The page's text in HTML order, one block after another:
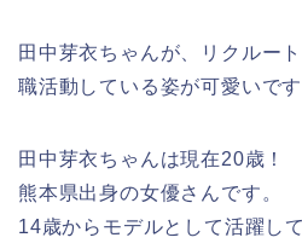
田中芽衣ちゃんが、リクルー
職活動している姿が可愛いです
田中芽衣ちゃんは現在20歳！
熊本県出身の女優さんです。
14歳からモデルとして活躍し